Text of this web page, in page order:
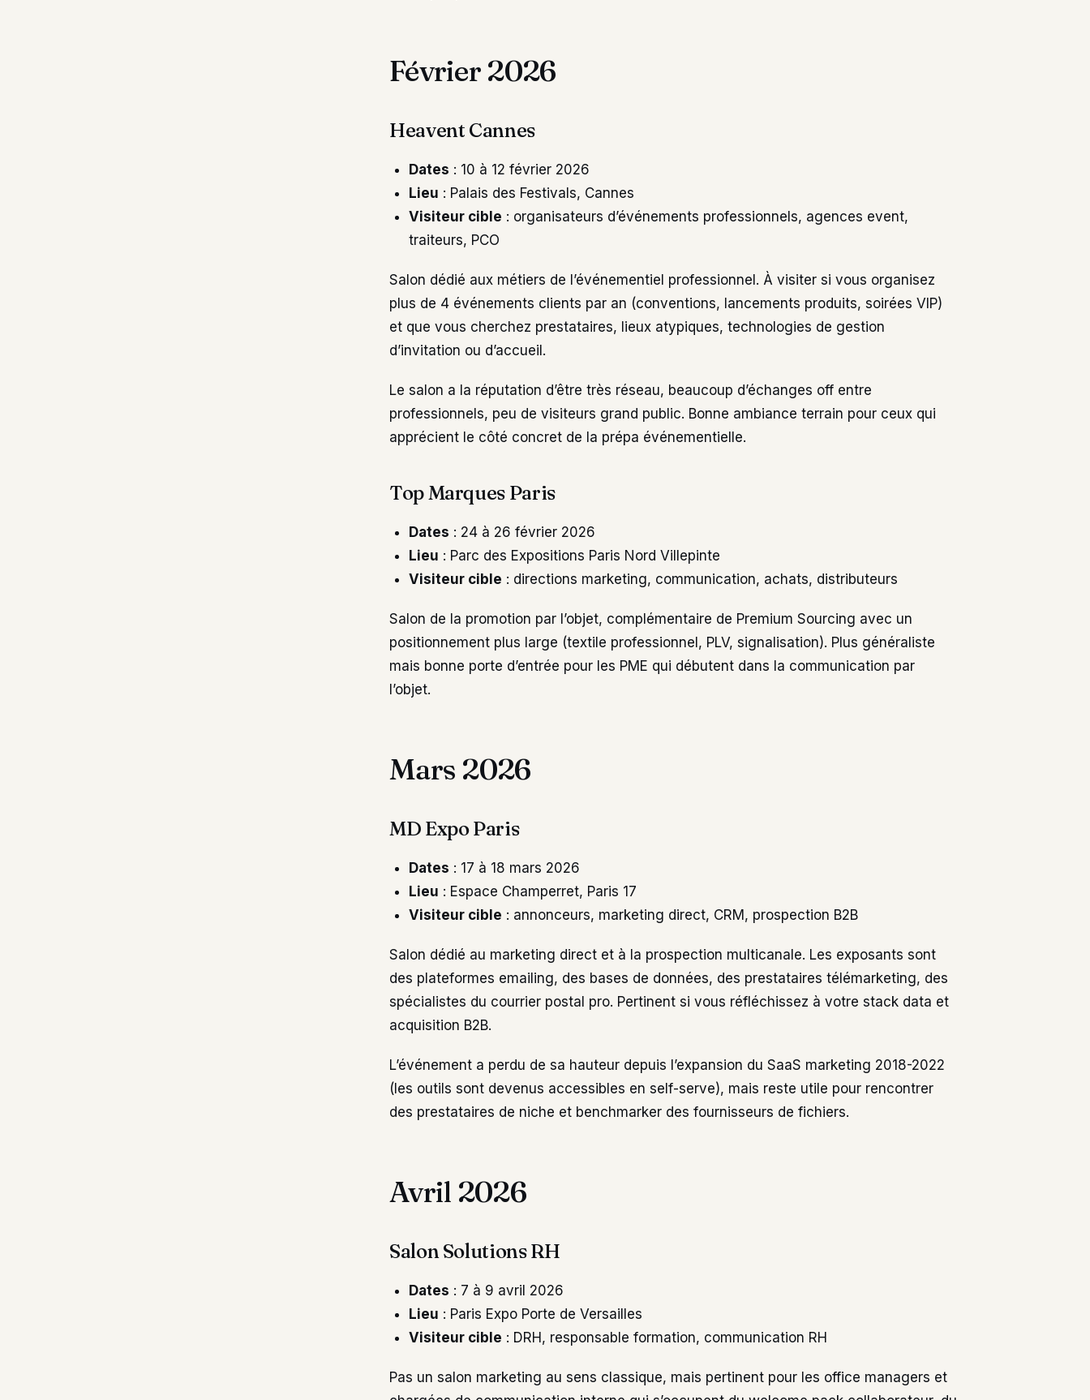
Février 2026
Heavent Cannes
Dates : 10 à 12 février 2026
Lieu : Palais des Festivals, Cannes
Visiteur cible : organisateurs d’événements professionnels, agences event,
traiteurs, PCO
Salon dédié aux métiers de l’événementiel professionnel. À visiter si vous organisez
plus de 4 événements clients par an (conventions, lancements produits, soirées VIP)
et que vous cherchez prestataires, lieux atypiques, technologies de gestion
d’invitation ou d’accueil.
Le salon a la réputation d’être très réseau, beaucoup d’échanges off entre
professionnels, peu de visiteurs grand public. Bonne ambiance terrain pour ceux qui
apprécient le côté concret de la prépa événementielle.
Top Marques Paris
Dates : 24 à 26 février 2026
Lieu : Parc des Expositions Paris Nord Villepinte
Visiteur cible : directions marketing, communication, achats, distributeurs
Salon de la promotion par l’objet, complémentaire de Premium Sourcing avec un
positionnement plus large (textile professionnel, PLV, signalisation). Plus généraliste
mais bonne porte d’entrée pour les PME qui débutent dans la communication par
l’objet.
Mars 2026
MD Expo Paris
Dates : 17 à 18 mars 2026
Lieu : Espace Champerret, Paris 17
Visiteur cible : annonceurs, marketing direct, CRM, prospection B2B
Salon dédié au marketing direct et à la prospection multicanale. Les exposants sont
des plateformes emailing, des bases de données, des prestataires télémarketing, des
spécialistes du courrier postal pro. Pertinent si vous réfléchissez à votre stack data et
acquisition B2B.
L’événement a perdu de sa hauteur depuis l’expansion du SaaS marketing 2018-2022
(les outils sont devenus accessibles en self-serve), mais reste utile pour rencontrer
des prestataires de niche et benchmarker des fournisseurs de fichiers.
Avril 2026
Salon Solutions RH
Dates : 7 à 9 avril 2026
Lieu : Paris Expo Porte de Versailles
Visiteur cible : DRH, responsable formation, communication RH
Pas un salon marketing au sens classique, mais pertinent pour les office managers et